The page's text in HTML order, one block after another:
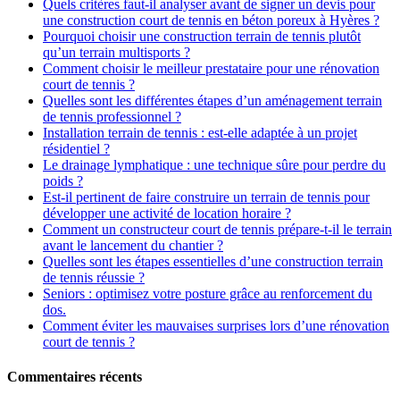
Quels critères faut-il analyser avant de signer un devis pour
une construction court de tennis en béton poreux à Hyères ?
Pourquoi choisir une construction terrain de tennis plutôt
qu’un terrain multisports ?
Comment choisir le meilleur prestataire pour une rénovation
court de tennis ?
Quelles sont les différentes étapes d’un aménagement terrain
de tennis professionnel ?
Installation terrain de tennis : est-elle adaptée à un projet
résidentiel ?
Le drainage lymphatique : une technique sûre pour perdre du
poids ?
Est-il pertinent de faire construire un terrain de tennis pour
développer une activité de location horaire ?
Comment un constructeur court de tennis prépare-t-il le terrain
avant le lancement du chantier ?
Quelles sont les étapes essentielles d’une construction terrain
de tennis réussie ?
Seniors : optimisez votre posture grâce au renforcement du
dos.
Comment éviter les mauvaises surprises lors d’une rénovation
court de tennis ?
Commentaires récents